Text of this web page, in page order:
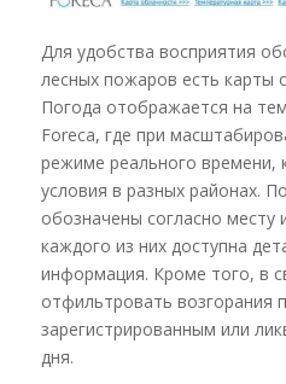
Для удобства восприятия
лесных пожаров есть карты
Погода отображается на
Foreca, где при
режиме реального времени,
условия в разных районах.
обозначены согласно месту
каждого из них доступна
информация. Кроме того, в
отфильтровать возгорания
зарегистрированным или
дня.